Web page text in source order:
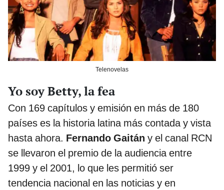
Telenovelas
Yo soy Betty, la fea
Con 169 capítulos y emisión en más de 180
países es la historia latina más contada y vista
hasta ahora. Fernando Gaitán y el canal RCN
se llevaron el premio de la audiencia entre
1999 y el 2001, lo que les permitió ser
tendencia nacional en las noticias y en